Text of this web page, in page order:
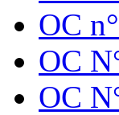
OC
OC
OC